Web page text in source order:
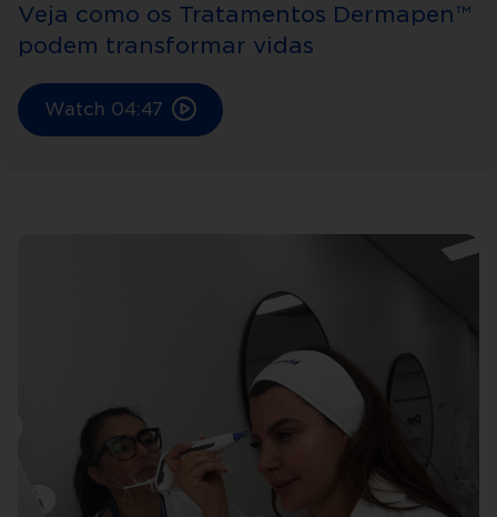
Veja como os Tratamentos Dermapen™
podem transformar vidas
Watch 04:47